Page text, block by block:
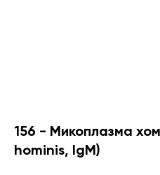
156 - Микоплазма
hominis, IgM)